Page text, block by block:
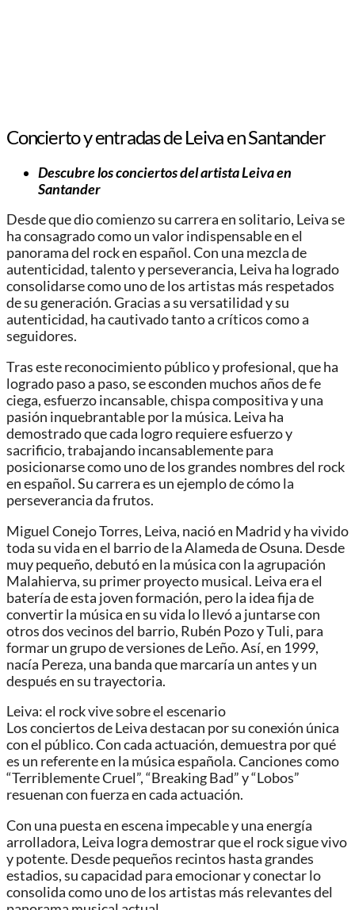
Concierto y entradas de Leiva en Santander
Descubre los conciertos del artista Leiva en
Santander
Desde que dio comienzo su carrera en solitario, Leiva se
ha consagrado como un valor indispensable en el
panorama del rock en español. Con una mezcla de
autenticidad, talento y perseverancia, Leiva ha logrado
consolidarse como uno de los artistas más respetados
de su generación. Gracias a su versatilidad y su
autenticidad, ha cautivado tanto a críticos como a
seguidores.
Tras este reconocimiento público y profesional, que ha
logrado paso a paso, se esconden muchos años de fe
ciega, esfuerzo incansable, chispa compositiva y una
pasión inquebrantable por la música. Leiva ha
demostrado que cada logro requiere esfuerzo y
sacrificio, trabajando incansablemente para
posicionarse como uno de los grandes nombres del rock
en español. Su carrera es un ejemplo de cómo la
perseverancia da frutos.
Miguel Conejo Torres, Leiva, nació en Madrid y ha vivido
toda su vida en el barrio de la Alameda de Osuna. Desde
muy pequeño, debutó en la música con la agrupación
Malahierva, su primer proyecto musical. Leiva era el
batería de esta joven formación, pero la idea fija de
convertir la música en su vida lo llevó a juntarse con
otros dos vecinos del barrio, Rubén Pozo y Tuli, para
formar un grupo de versiones de Leño. Así, en 1999,
nacía Pereza, una banda que marcaría un antes y un
después en su trayectoria.
Leiva: el rock vive sobre el escenario
Los conciertos de Leiva destacan por su conexión única
con el público. Con cada actuación, demuestra por qué
es un referente en la música española. Canciones como
“Terriblemente Cruel”, “Breaking Bad” y “Lobos”
resuenan con fuerza en cada actuación.
Con una puesta en escena impecable y una energía
arrolladora, Leiva logra demostrar que el rock sigue vivo
y potente. Desde pequeños recintos hasta grandes
estadios, su capacidad para emocionar y conectar lo
consolida como uno de los artistas más relevantes del